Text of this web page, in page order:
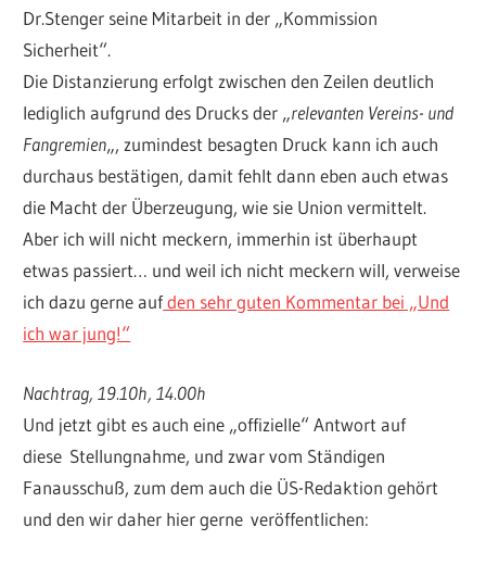
Dr.Stenger seine Mitarbeit in der „Kommission
Sicherheit“.
Die Distanzierung erfolgt zwischen den Zeilen deutlich
lediglich aufgrund des Drucks der „relevanten Vereins- und
Fangremien„, zumindest besagten Druck kann ich auch
durchaus bestätigen, damit fehlt dann eben auch etwas
die Macht der Überzeugung, wie sie Union vermittelt.
Aber ich will nicht meckern, immerhin ist überhaupt
etwas passiert… und weil ich nicht meckern will, verweise
ich dazu gerne aufden sehr guten Kommentar bei „Und
ich war jung!“
Nachtrag, 19.10h, 14.00h
Und jetzt gibt es auch eine „offizielle“ Antwort auf
diese Stellungnahme, und zwar vom Ständigen
Fanausschuß, zum dem auch die ÜS-Redaktion gehört
und den wir daher hier gerne veröffentlichen: